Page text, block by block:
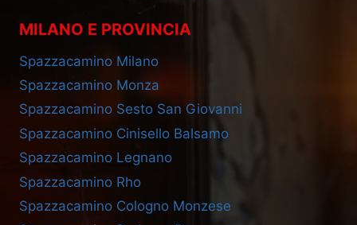
MILANO E PROVINCIA
Spazzacamino Milano
Spazzacamino Monza
Spazzacamino Sesto San Giovanni
Spazzacamino Cinisello Balsamo
Spazzacamino Legnano
Spazzacamino Rho
Spazzacamino Cologno Monzese